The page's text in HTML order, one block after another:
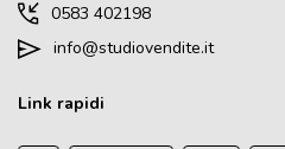
0583 402198
info@studiovendite.it
Link rapidi